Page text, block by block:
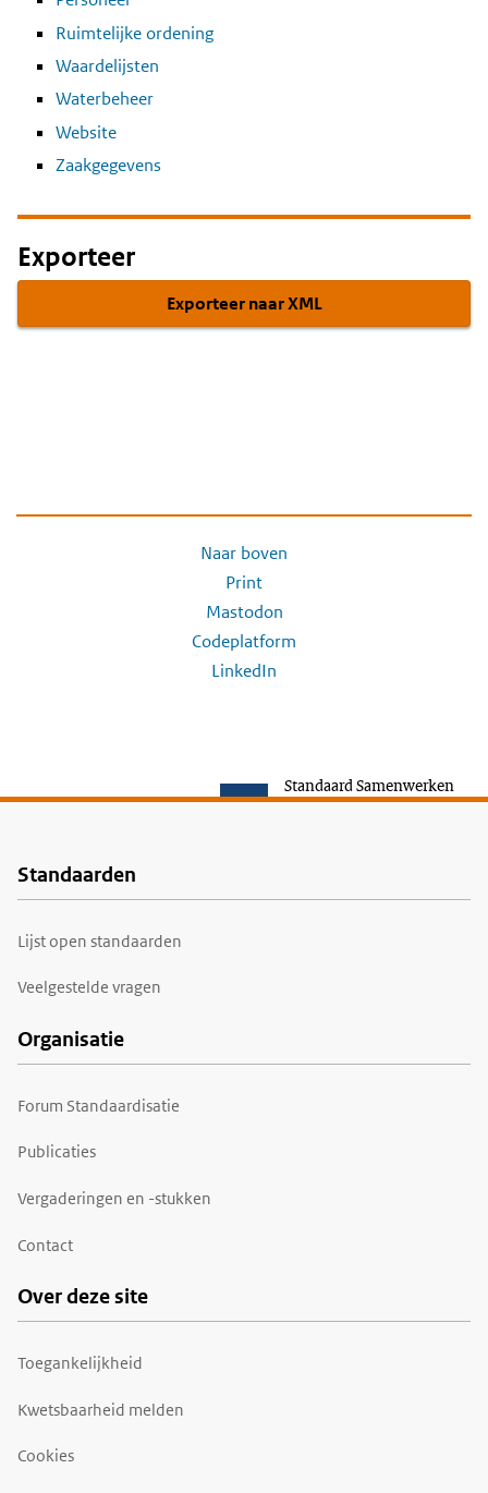
Ruimtelijke ordening
Waardelijsten
Waterbeheer
Website
Zaakgegevens
Exporteer
Exporteer naar XML
Naar boven
Print
Mastodon
Codeplatform
LinkedIn
Standaard Samenwerken
Voet
Standaarden
Lijst open standaarden
Veelgestelde vragen
Organisatie
Forum Standaardisatie
Publicaties
Vergaderingen en -stukken
Contact
Over deze site
Toegankelijkheid
Kwetsbaarheid melden
Cookies